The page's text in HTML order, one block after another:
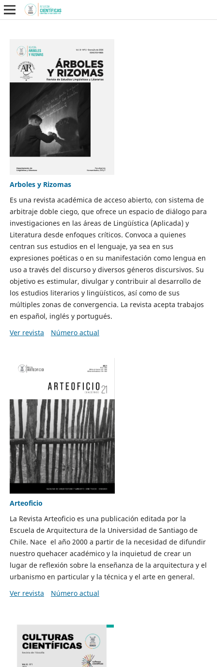
Arboles y Rizomas
Es una revista académica de acceso abierto, con sistema de
arbitraje doble ciego, que ofrece un espacio de diálogo para
investigaciones en las áreas de Lingüística (Aplicada) y
Literatura desde enfoques críticos. Convoca a quienes
centran sus estudios en el lenguaje, ya sea en sus
expresiones poéticas o en su manifestación como lengua en
uso a través del discurso y diversos géneros discursivos. Su
objetivo es estimular, divulgar y contribuir al desarrollo de
los estudios literarios y lingüísticos, así como de sus
múltiples zonas de convergencia. La revista acepta trabajos
en español, inglés y portugués.
Ver revista
Número actual
Arteoficio
La Revista Arteoficio es una publicación editada por la
Escuela de Arquitectura de la Universidad de Santiago de
Chile. Nace el año 2000 a partir de la necesidad de difundir
nuestro quehacer académico y la inquietud de crear un
lugar de reflexión sobre la enseñanza de la arquitectura y el
urbanismo en particular y la técnica y el arte en general.
Ver revista
Número actual